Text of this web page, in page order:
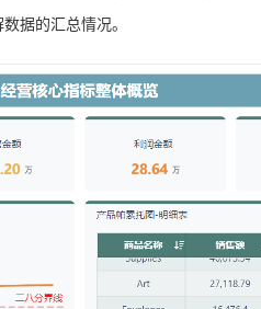
据的汇总情况。